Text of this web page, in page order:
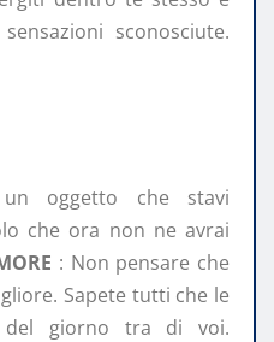
sconosciute.
oggetto che stavi
che ora non ne avrai
: Non pensare che
Sapete tutti che le
del giorno tra di voi.